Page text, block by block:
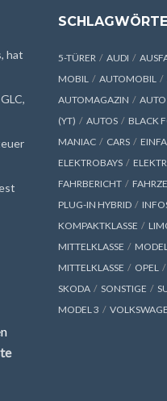
hat
5-TÜRER AUDI
MOBIL
AUTOMOBIL
AUTOMAGAZIN
AUTO
(YT)
AUTOS BLACK
MANIAC
CARS
ELEKTROBAYS
FAHRBERICHT
PLUG-IN HYBRID
KOMPAKTKLASSE
MITTELKLASSE
MITTELKLASSE
OPEL
SKODA
SONSTIGE
MODEL 3